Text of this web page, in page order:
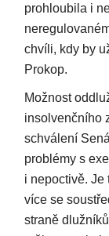
prohloubila i
chvíli, kdy by
Prokop.
Možnost
insolvenčního
schválení
problémy s
i nepoctivě. Je
více se
straně